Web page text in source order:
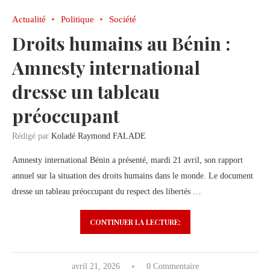
Actualité Politique Société
Droits humains au Bénin :
Amnesty international
dresse un tableau
préoccupant
Rédigé par Koladé Raymond FALADE
Amnesty international Bénin a présenté, mardi 21 avril, son rapport
annuel sur la situation des droits humains dans le monde. Le document
dresse un tableau préoccupant du respect des libertés …
CONTINUER LA LECTURE:
avril 21, 2026 0 Commentaire